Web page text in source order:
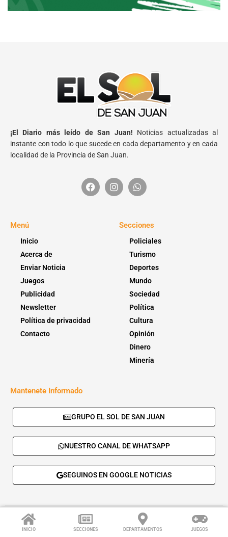
INICIO SECCIONES DEPARTAMENTOS JUEGOS
¡El Diario más leído de San Juan! Noticias actualizadas al
instante con todo lo que sucede en cada departamento y en cada
localidad de la Provincia de San Juan.
Menú
Inicio
Acerca de
Enviar Noticia
Juegos
Publicidad
Newsletter
Política de privacidad
Contacto
Secciones
Policiales
Turismo
Deportes
Mundo
Sociedad
Política
Cultura
Opinión
Dinero
Minería
Mantenete Informado
GRUPO EL SOL DE SAN JUAN
NUESTRO CANAL DE WHATSAPP
SEGUINOS EN GOOGLE NOTICIAS
© 2026 - El Sol de San Juan. Todos los derechos reservados. |
Desarrolla:
Daskalos Solutions